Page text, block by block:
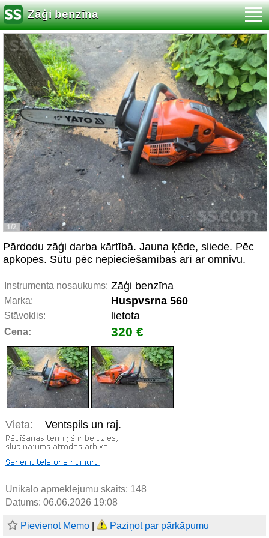
Zāģi benzīna
1/2
Pārdodu zāģi darba kārtībā. Jauna ķēde, sliede. Pēc
apkopes. Sūtu pēc nepieciešamības arī ar omnivu.
Instrumenta nosaukums: Zāģi benzīna
Marka: Huspvsrna 560
Stāvoklis: lietota
Cena: 320 €
Vieta: Ventspils un raj.
Unikālo apmeklējumu skaits: 148
Datums: 06.06.2026 19:08
Pievienot Memo Paziņot par pārkāpumu